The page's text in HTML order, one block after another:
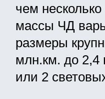
чем
массы ЧД
размеры
млн.км. до 2,4
или 2